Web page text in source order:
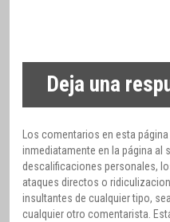
Deja una
Los comentarios en esta
inmediatamente en la página al
descalificaciones personales,
ataques directos o
insultantes de cualquier tipo,
cualquier otro comentarista.